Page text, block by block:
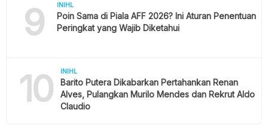
9 INIHL
Poin Sama di Piala AFF 2026? Ini Aturan Penentuan
Peringkat yang Wajib Diketahui
10 INIHL
Barito Putera Dikabarkan Pertahankan Renan
Alves, Pulangkan Murilo Mendes dan Rekrut Aldo
Claudio